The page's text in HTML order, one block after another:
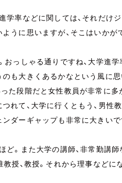
学率などに関しては、それだけ
ように思いますが、そこはいかが
おっしゃる通りですね、大学進
のも大きくあるかなという風に思
た段階だと女性教員が非常に
つれて、大学に行くともう、男性
ンダーギャップも非常に大きいで
ど。また大学の講師、非常勤講
教授、教授。それから理事など